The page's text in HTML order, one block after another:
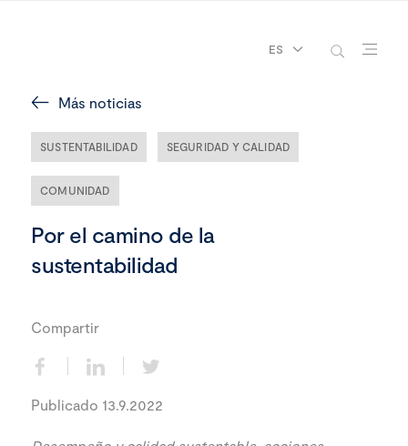
ES
Más noticias
SUSTENTABILIDAD SEGURIDAD Y CALIDAD
COMUNIDAD
Por el camino de la
sustentabilidad
Compartir
Publicado 13.9.2022